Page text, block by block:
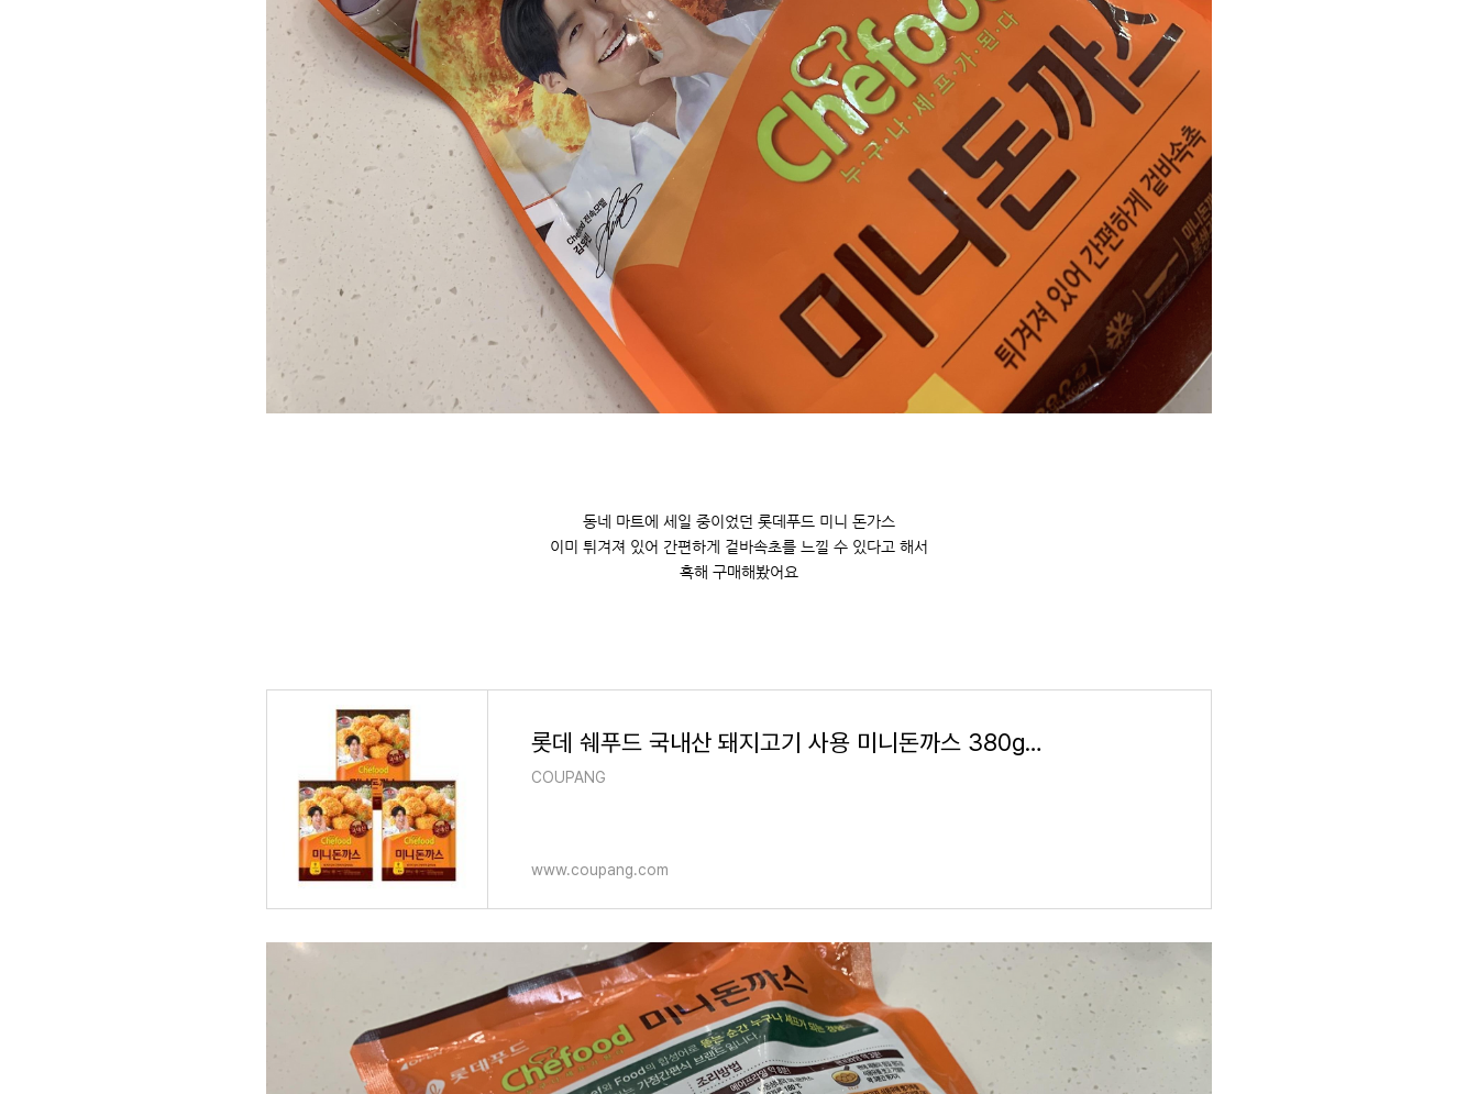
동네 마트에 세일 중이었던 롯데푸드 미니 돈가스
이미 튀겨져 있어 간편하게 겉바속초를 느낄 수 있다고 해서
혹해 구매해봤어요
롯데 쉐푸드 국내산 돼지고기 사용 미니돈까스 380g x 3팩
COUPANG
www.coupang.com